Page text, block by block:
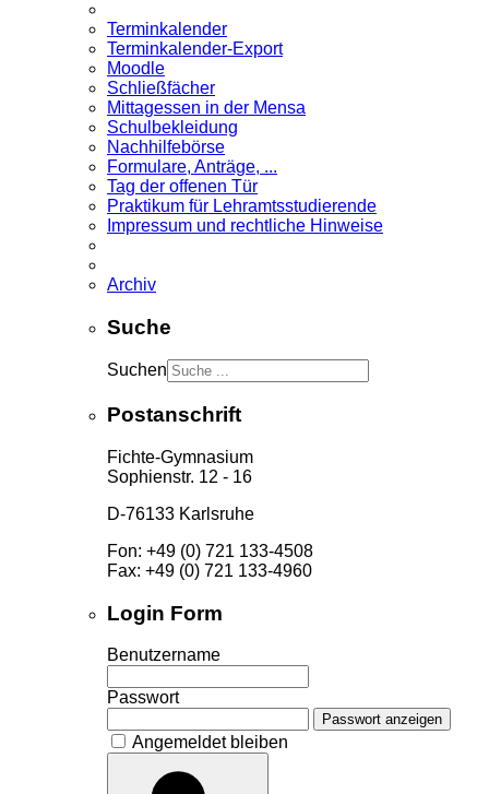
Terminkalender
Terminkalender-Export
Moodle
Schließfächer
Mittagessen in der Mensa
Schulbekleidung
Nachhilfebörse
Formulare, Anträge, ...
Tag der offenen Tür
Praktikum für Lehramts­studierende
Impressum und rechtliche Hinweise
Archiv
Suche
Suchen
Postanschrift
Fichte-Gymnasium
Sophienstr. 12 - 16
D-76133 Karlsruhe
Fon: +49 (0) 721 133-4508
Fax: +49 (0) 721 133-4960
Login Form
Benutzername
Passwort
Passwort anzeigen
Angemeldet bleiben